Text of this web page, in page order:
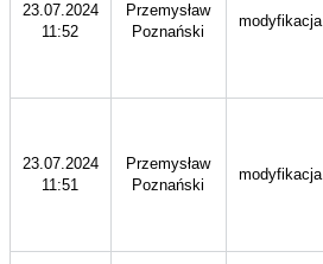
23.07.2024
11:52
Przemysław
Poznański
modyfikacja
23.07.2024
11:51
Przemysław
Poznański
modyfikacja